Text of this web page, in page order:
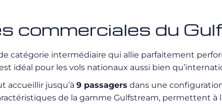
commerciales du
catégorie intermédiaire qui allie parfaitement
idéal pour les vols nationaux aussi bien
accueillir jusqu’à 9 passagers dans une
de la gamme Gulfstream, permettent